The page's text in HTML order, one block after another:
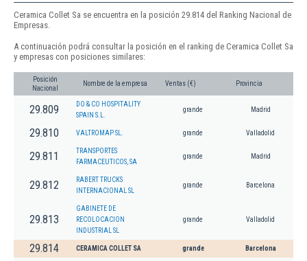
Ceramica Collet Sa se encuentra en la posición 29.814 del Ranking Nacional de
Empresas.
A continuación podrá consultar la posición en el ranking de Ceramica Collet Sa
y empresas con posiciones similares:
Posición
Nacional
Nombre de la empresa Ventas (€) Provincia
29.809
DO & CO HOSPITALITY
SPAIN S.L.
grande Madrid
29.810 VALTROMAP SL. grande Valladolid
29.811
TRANSPORTES
FARMACEUTICOS, SA
grande Madrid
29.812
RABERT TRUCKS
INTERNACIONAL SL
grande Barcelona
29.813
GABINETE DE
RECOLOCACION
INDUSTRIAL SL
grande Valladolid
29.814 CERAMICA COLLET SA grande Barcelona